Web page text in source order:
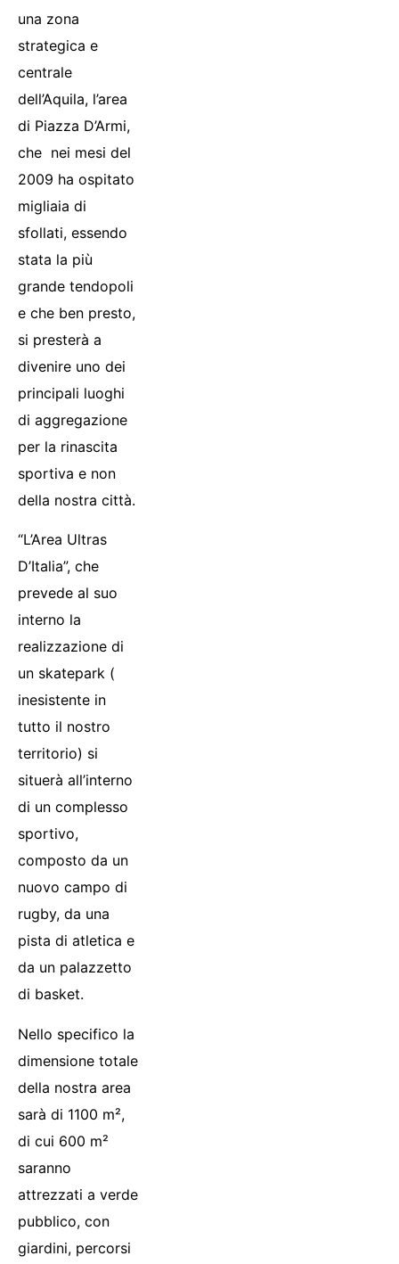
una zona
strategica e
centrale
dell’Aquila, l’area
di Piazza D’Armi,
che nei mesi del
2009 ha ospitato
migliaia di
sfollati, essendo
stata la più
grande tendopoli
e che ben presto,
si presterà a
divenire uno dei
principali luoghi
di aggregazione
per la rinascita
sportiva e non
della nostra città.
“L’Area Ultras
D’Italia”, che
prevede al suo
interno la
realizzazione di
un skatepark (
inesistente in
tutto il nostro
territorio) si
situerà all’interno
di un complesso
sportivo,
composto da un
nuovo campo di
rugby, da una
pista di atletica e
da un palazzetto
di basket.
Nello specifico la
dimensione totale
della nostra area
sarà di 1100 m²,
di cui 600 m²
saranno
attrezzati a verde
pubblico, con
giardini, percorsi